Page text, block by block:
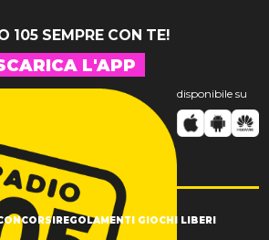
105 SEMPRE CON TE!
L'APP
disponibile su
REGOLAMENTI GIOCHI LIBERI